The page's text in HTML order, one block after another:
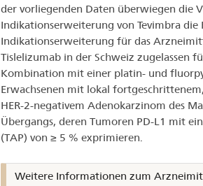
der vorliegenden Daten überwiegen die
Indikationserweiterung von Tevimbra die
Indikationserweiterung für das
Tislelizumab in der Schweiz zugelassen
Kombination mit einer platin- und
Erwachsenen mit lokal
HER-2-negativem Adenokarzinom des
Übergangs, deren Tumoren PD-L1 mit
(TAP) von ≥ 5 % exprimieren.
Weitere Informationen zum